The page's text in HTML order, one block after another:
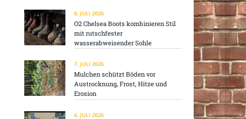
8. JULI 2026
O2 Chelsea Boots kombinieren Stil
mit rutschfester
wasserabweisender Sohle
7. JULI 2026
Mulchen schützt Böden vor
Austrocknung, Frost, Hitze und
Erosion
6. JULI 2026